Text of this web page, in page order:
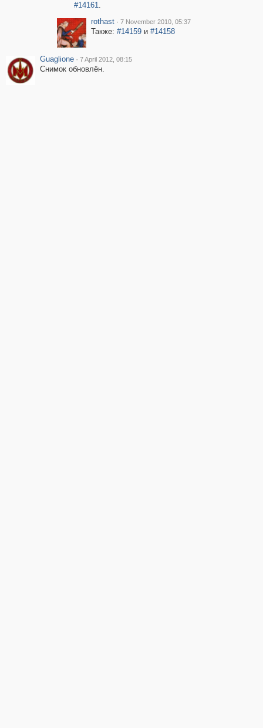
#14161.
rothast · 7 November 2010, 05:37
Также: #14159и #14158
Guaglione · 7 April 2012, 08:15
Снимок обновлён.